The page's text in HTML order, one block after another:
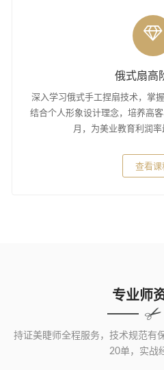
俄式扇高
深入学习俄式手工捏扇技术，掌
结合个人形象设计理念，培养高
月，为美业教育利润率
查看课
专业师
持证美睫师全程服务，技术规范有
20单，实战